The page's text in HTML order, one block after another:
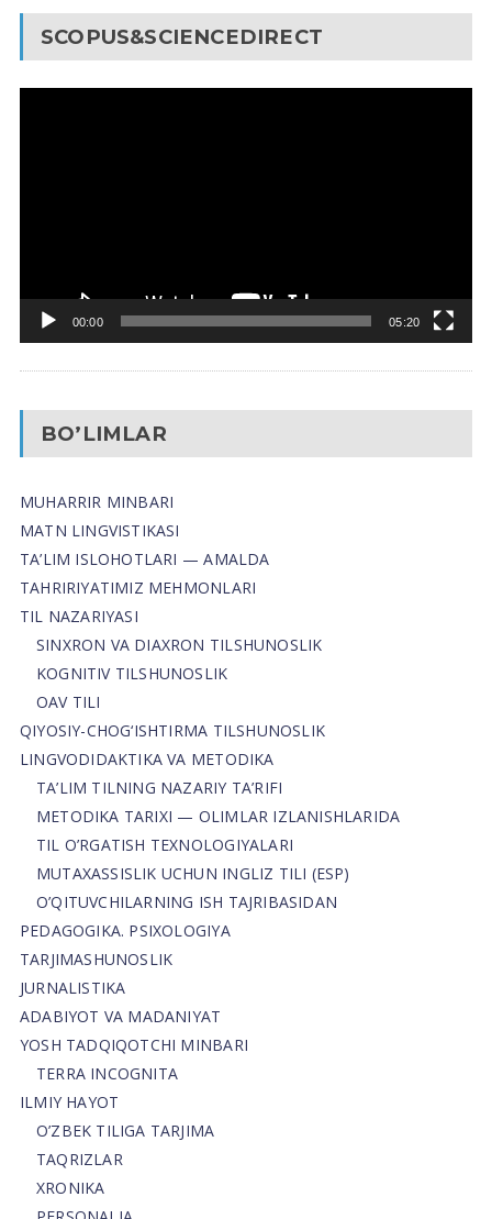
SCOPUS&SCIENCEDIRECT
00:00 05:20
BO’LIMLAR
MUHARRIR MINBARI
MATN LINGVISTIKASI
TA’LIM ISLOHOTLARI — AMALDA
TAHRIRIYATIMIZ MEHMONLARI
TIL NAZARIYASI
SINXRON VA DIAXRON TILSHUNOSLIK
KOGNITIV TILSHUNOSLIK
OAV TILI
QIYOSIY-CHOG‘ISHTIRMA TILSHUNOSLIK
LINGVODIDAKTIKA VA METODIKA
TA’LIM TILNING NAZARIY TA’RIFI
METODIKA TARIXI — OLIMLAR IZLANISHLARIDA
TIL O’RGATISH TEXNOLOGIYALARI
MUTAXASSISLIK UCHUN INGLIZ TILI (ESP)
O’QITUVCHILARNING ISH TAJRIBASIDAN
PEDAGOGIKA. PSIXOLOGIYA
TARJIMASHUNOSLIK
JURNALISTIKA
ADABIYOT VA MADANIYAT
YOSH TADQIQOTCHI MINBARI
TERRA INCOGNITA
ILMIY HAYOT
O’ZBEK TILIGA TARJIMA
TAQRIZLAR
XRONIKA